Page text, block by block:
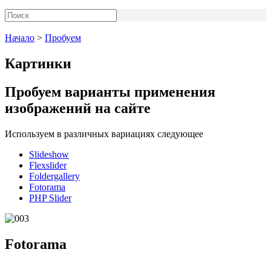
Начало > Пробуем
Картинки
Пробуем варианты применения
изображений на сайте
Используем в различных вариациях следующее
Slideshow
Flexslider
Foldergallery
Fotorama
PHP Slider
Fotorama